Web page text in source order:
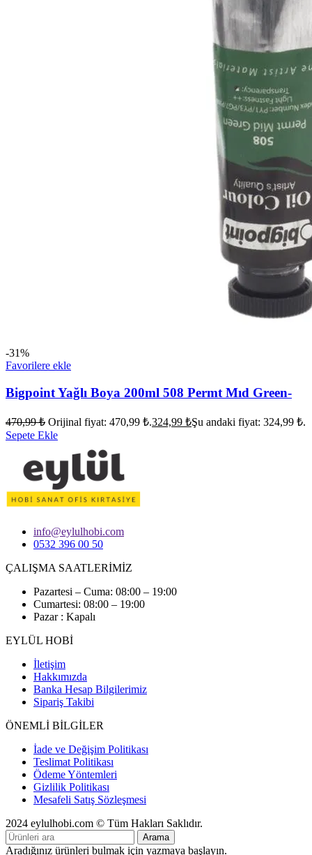
-31%
Favorilere ekle
Bigpoint Yağlı Boya 200ml 508 Permt Mıd Green-
470,99₺ Orijinal fiyat: 470,99 ₺.324,99 ₺Şu andaki fiyat: 324,99 ₺.
Sepete Ekle
info@eylulhobi.com
0532 396 00 50
ÇALIŞMA SAATLERİMİZ
Pazartesi – Cuma: 08:00 – 19:00
Cumartesi: 08:00 – 19:00
Pazar : Kapalı
EYLÜL HOBİ
İletişim
Hakkımızda
Banka Hesap Bilgilerimiz
Sipariş Takibi
ÖNEMLİ BİLGİLER
İade ve Değişim Politikası
Teslimat Politikası
Ödeme Yöntemleri
Gizlilik Politikası
Mesafeli Satış Sözleşmesi
2024 eylulhobi.com © Tüm Hakları Saklıdır.
Arama
Aradığınız ürünleri bulmak için yazmaya başlayın.